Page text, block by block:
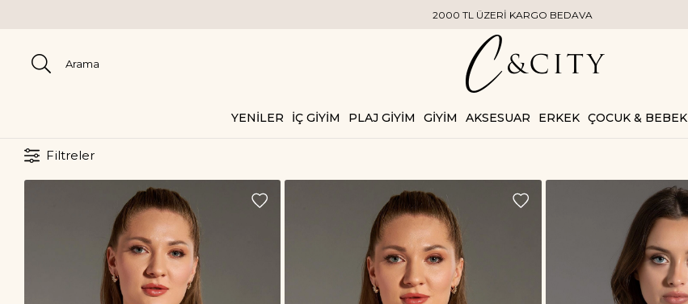
2000 TL ÜZERİ KARGO BEDAVA
YENİLER İÇ GİYİM PLAJ GİYİM GİYİM AKSESUAR ERKEK ÇOCUK & BEBEK
Filtreler